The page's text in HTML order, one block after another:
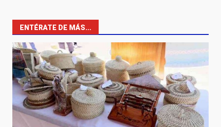
ENTÉRATE DE MÁS...